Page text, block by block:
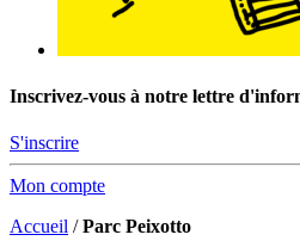
Inscrivez-vous à notre lettre
S'inscrire
Mon compte
Accueil /Parc Peixotto